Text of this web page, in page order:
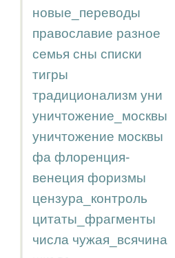
новые_переводы
православие разное
семья сны списки
тигры
традиционализм уни
уничтожение_москвы
уничтожение москвы
фа флоренция-
венеция форизмы
цензура_контроль
цитаты_фрагменты
числа чужая_всячина